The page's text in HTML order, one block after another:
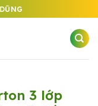
3 lớp